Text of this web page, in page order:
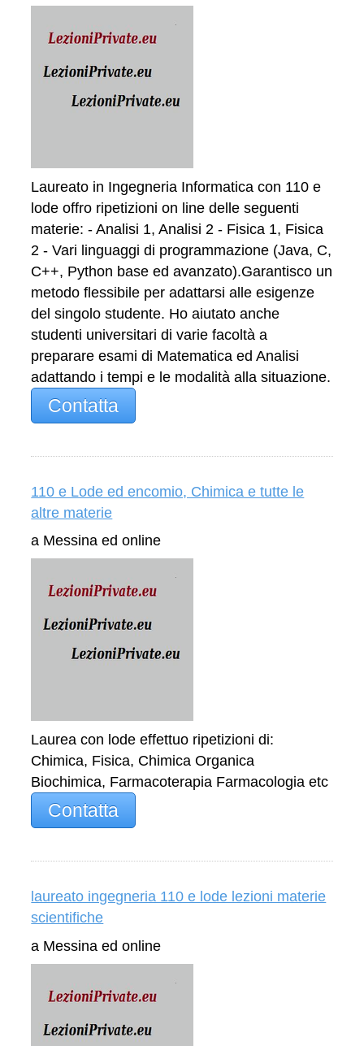
Laureato in Ingegneria Informatica con 110 e
lode offro ripetizioni on line delle seguenti
materie: - Analisi 1, Analisi 2 - Fisica 1, Fisica
2 - Vari linguaggi di programmazione (Java, C,
C++, Python base ed avanzato).Garantisco un
metodo flessibile per adattarsi alle esigenze
del singolo studente. Ho aiutato anche
studenti universitari di varie facoltà a
preparare esami di Matematica ed Analisi
adattando i tempi e le modalità alla situazione.
Contatta
110 e Lode ed encomio, Chimica e tutte le
altre materie
a Messina ed online
Laurea con lode effettuo ripetizioni di:
Chimica, Fisica, Chimica Organica
Biochimica, Farmacoterapia Farmacologia etc
Contatta
laureato ingegneria 110 e lode lezioni materie
scientifiche
a Messina ed online